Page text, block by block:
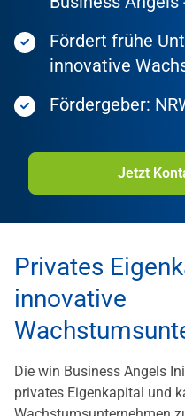
Fördert frühe
innovative
Fördergeber:
Jetzt
Privates
innovative
Die win Business Angels
privates Eigenkapital und